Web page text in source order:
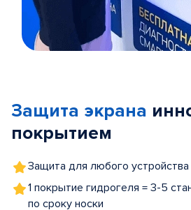
5
Защита экрана
покрытием
Защита для любого устройства
1 покрытие гидрогеля = 3-5
по сроку носки